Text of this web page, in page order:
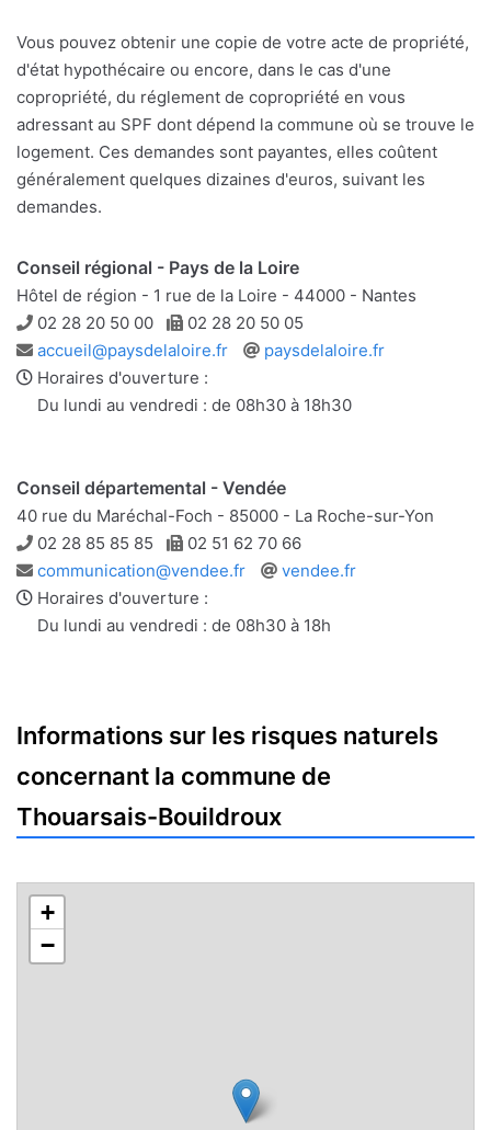
Vous pouvez obtenir une copie de votre acte de propriété,
d'état hypothécaire ou encore, dans le cas d'une
copropriété, du réglement de copropriété en vous
adressant au SPF dont dépend la commune où se trouve le
logement. Ces demandes sont payantes, elles coûtent
généralement quelques dizaines d'euros, suivant les
demandes.
Conseil régional - Pays de la Loire
Hôtel de région - 1 rue de la Loire - 44000 - Nantes
Téléphone
02 28 20 50 00 Télécopie
02 28 20 50 05
Adresse
e-
mail
accueil@paysdelaloire.fr
Site
paysdelaloire.fr
Horaires d'ouverture :
Du lundi au vendredi : de 08h30 à 18h30
Conseil départemental - Vendée
40 rue du Maréchal-Foch - 85000 - La Roche-sur-Yon
Téléphone
02 28 85 85 85 Télécopie
02 51 62 70 66
Adresse
e-
mail
communication@vendee.fr
Site
vendee.fr
Horaires d'ouverture :
Du lundi au vendredi : de 08h30 à 18h
Informations sur les risques naturels
concernant la commune de
Thouarsais-Bouildroux
+
−